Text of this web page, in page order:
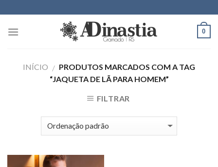
to
content
0
INÍCIO / PRODUTOS MARCADOS COM A TAG
“JAQUETA DE LÃ PARA HOMEM”
FILTRAR